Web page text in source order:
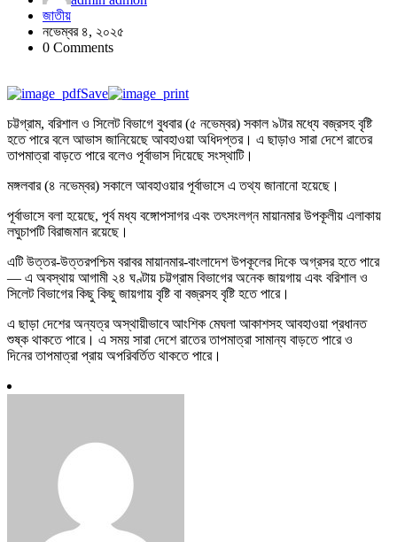
জাতীয়
নভেম্বর ৪, ২০২৫
0 Comments
Save
চট্টগ্রাম, বরিশাল ও সিলেট বিভাগে বুধবার (৫ নভেম্বর) সকাল ৯টার মধ্যে বজ্রসহ বৃষ্টি
হতে পারে বলে আভাস জানিয়েছে আবহাওয়া অধিদপ্তর। এ ছাড়াও সারা দেশে রাতের
তাপমাত্রা বাড়তে পারে বলেও পূর্বাভাস দিয়েছে সংস্থাটি।
মঙ্গলবার (৪ নভেম্বর) সকালে আবহাওয়ার পূর্বাভাসে এ তথ্য জানানো হয়েছে।
পূর্বাভাসে বলা হয়েছে, পূর্ব মধ্য বঙ্গোপসাগর এবং তৎসংলগ্ন মায়ানমার উপকূলীয় এলাকায়
লঘুচাপটি বিরাজমান রয়েছে।
এটি উত্তর-উত্তরপশ্চিম বরাবর মায়ানমার-বাংলাদেশ উপকূলের দিকে অগ্রসর হতে পারে
— এ অবস্থায় আগামী ২৪ ঘণ্টায় চট্টগ্রাম বিভাগের অনেক জায়গায় এবং বরিশাল ও
সিলেট বিভাগের কিছু কিছু জায়গায় বৃষ্টি বা বজ্রসহ বৃষ্টি হতে পারে।
এ ছাড়া দেশের অন্যত্র অস্থায়ীভাবে আংশিক মেঘলা আকাশসহ আবহাওয়া প্রধানত
শুষ্ক থাকতে পারে। এ সময় সারা দেশে রাতের তাপমাত্রা সামান্য বাড়তে পারে ও
দিনের তাপমাত্রা প্রায় অপরিবর্তিত থাকতে পারে।